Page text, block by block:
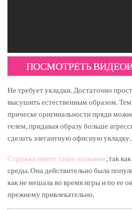
ПОСМОТРЕТЬ
Не требует укладки. Достаточно
высушить естественным образом.
прическе оригинальности пряди
гелем, придавая образу больше
сделать элегантную офисную укладку.
Стрижка имеет такое название , так
среды. Она действительно была
как не мешала во время игры и по ее
прежнему привлекательно.